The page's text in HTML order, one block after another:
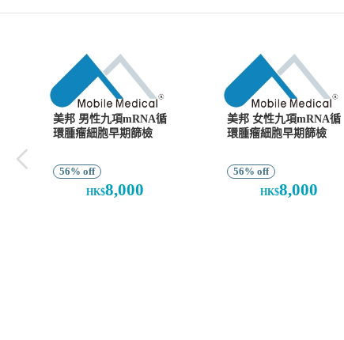
美邦 男性九項mRNA循
環腫瘤細胞早期篩檢
56% off
HK$8,000
美邦 女性九項mRNA循
環腫瘤細胞早期篩檢
56% off
HK$8,000